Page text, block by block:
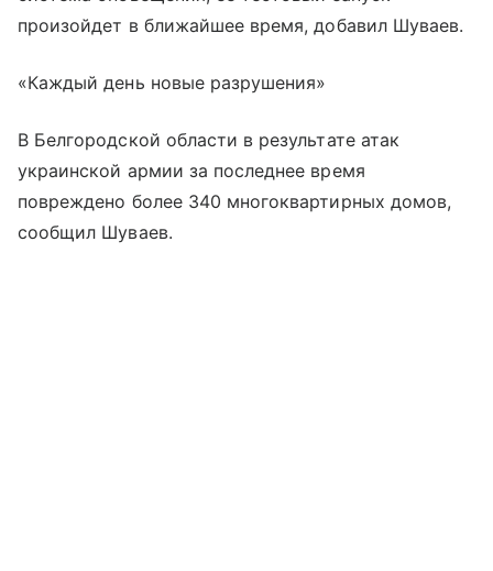
произойдет в ближайшее время, добавил Шуваев.
«Каждый день новые разрушения»
В Белгородской области в результате атак
украинской армии за последнее время
повреждено более 340 многоквартирных домов,
сообщил Шуваев.